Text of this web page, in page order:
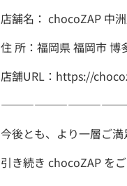
店舗名： chocoZAP 中
住 所：福岡県 福岡市
店舗URL：https://
今後とも、より一層ご満
引き続き chocoZAP を